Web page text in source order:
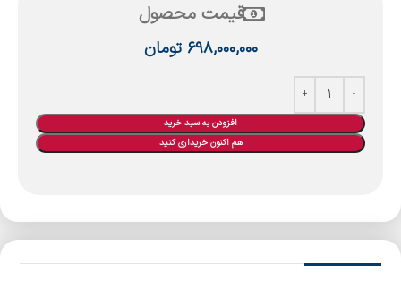
قیمت محصول
۶۹۸,۰۰۰,۰۰۰ تومان
افزودن به سبد خرید
هم اکنون خریداری کنید